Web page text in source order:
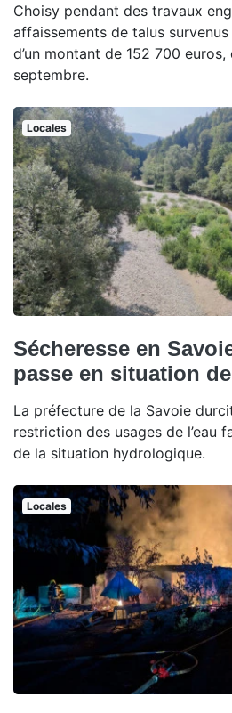
Choisy pendant des travaux
affaissements de talus
d’un montant de 152 700 euros,
septembre.
Locales
Sécheresse en
passe en situation
La préfecture de la Savoie
restriction des usages de l’eau
de la situation hydrologique.
Locales